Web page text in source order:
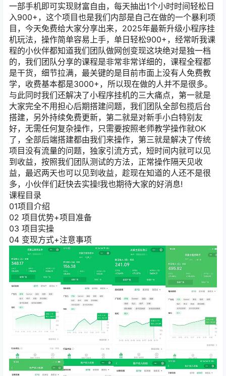
一部手机即可实现财富自由，每天抽出1个小时时间轻松日
入900+，这个项目也是我们内部是自己在做的一个暴利项
目，今天免费给大家分享出来，2025年最新升级小程序挂
机玩法，操作简单容易上手，单日轻松900+，经常听我课
程的小伙伴都知道我们团队做网创变现这块绝对是独一档
的，我们团队分享的课程是非常非常详细的，课程全程都
是干货，细节拉满，最关键的是目前市面上没有人免费教
学，收费基本都是3000+，所以现在做的人并不是很多。
与此同时我们还解决了小程序挂机的三大痛点，第一就是
大家完全不用担心后期搭建问题，我们团队全部包揽后台
搭建，另外持续免费更新，第二就是对新手小白特别友
好，无需任何复杂操作，只需要按照老师教学操作就OK
了，全部后端搭建都由我们来操作，第三就是解决了传统
项目没有流量的问题，独家引流方式，短时间内就可以见
到收益，按照我们团队测试的方法，正常操作隔天见收
益，最迟两天也可以见到收益，趁现在知道的人还不是很
多，小伙伴们赶快去实操!我也期待大家的好消息!
课程目录
01项目介绍
02 项目优势+项目准备
03 项目实操
04 变现方式+注意事项